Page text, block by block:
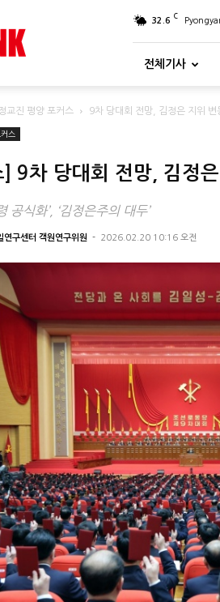
32.6 C
전체기사
정교진 평양 포커스 9차 당대회 전망, 김정은 지위 변
스
] 9차 당대회 전망, 김정
공식화’, ‘김정은주의 대두’
연구센터 객원연구위원 - 2026.02.20 10:16 오전